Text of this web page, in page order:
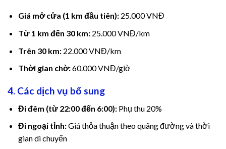
satın al
panel
panel
panel
Giá mở cửa (1 km đầu tiên):25.000 VNĐ
Từ 1 km đến 30 km:25.000 VNĐ/km
Trên 30 km:22.000 VNĐ/km
Thời gian chờ:60.000 VNĐ/giờ
4. Các dịch vụ bổ sung
Đi đêm (từ 22:00 đến 6:00):Phụ thu 20%
Đi ngoại tỉnh:Giá thỏa thuận theo quãng đường và thời
gian di chuyển